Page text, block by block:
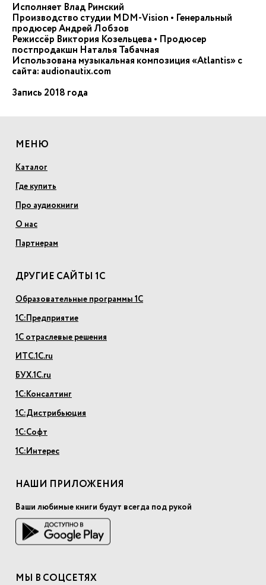
Исполняет Влад Римский
Производство студии MDM-Vision • Генеральный
продюсер Андрей Лобзов
Режиссёр Виктория Козельцева • Продюсер
постпродакшн Наталья Табачная
Использована музыкальная композиция «Atlantis» с
сайта: audionautix.com
Запись 2018 года
МЕНЮ
Каталог
Где купить
Про аудиокниги
О нас
Партнерам
ДРУГИЕ САЙТЫ 1С
Образовательные программы 1С
1С:Предприятие
1С отраслевые решения
ИТС.1С.ru
БУХ.1С.ru
1С:Консалтинг
1С:Дистрибьюция
1С:Софт
1С:Интерес
НАШИ ПРИЛОЖЕНИЯ
Ваши любимые книги будут всегда под рукой
МЫ В СОЦСЕТЯХ